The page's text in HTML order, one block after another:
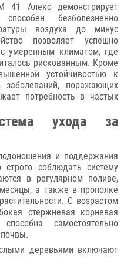
41 Алекс демонстрирует
безболезненно
воздуха до минус
позволяет успешно
с умеренным климатом, где
рискованным. Кроме
устойчивостью к
заболеваний, поражающих
потребность в частых
ухода за
и поддержания
соблюдать систему
в регулярном поливе,
а также в прополке
С возрастом
стержневая корневая
самостоятельно
деревьями включают